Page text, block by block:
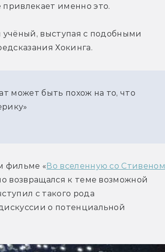
именно это.
учёный, выступая с подобными
Хокинга.
может быть похож на то, что
фильме « Во вселенную со Стивеном
возвращался к теме возможной
с такого рода
о потенциальной